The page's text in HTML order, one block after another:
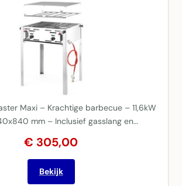
Maxi – Krachtige barbecue – 11,6kW
mm – Inclusief gasslang en…
€ 305,00
Bekijk